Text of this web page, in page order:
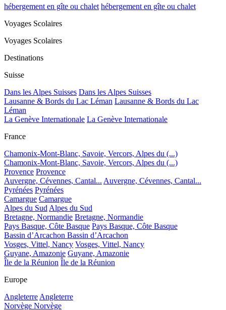
hébergement en gîte ou chalet hébergement en gîte ou chalet
Voyages Scolaires
Voyages Scolaires
Destinations
Suisse
Dans les Alpes Suisses Dans les Alpes Suisses
Lausanne & Bords du Lac Léman Lausanne & Bords du Lac
Léman
La Genève Internationale La Genève Internationale
France
Chamonix-Mont-Blanc, Savoie, Vercors, Alpes du (...)
Chamonix-Mont-Blanc, Savoie, Vercors, Alpes du (...)
Provence Provence
Auvergne, Cévennes, Cantal... Auvergne, Cévennes, Cantal...
Pyrénées Pyrénées
Camargue Camargue
Alpes du SudAlpes du Sud
Bretagne, Normandie Bretagne, Normandie
Pays Basque, Côte Basque Pays Basque, Côte Basque
Bassin d’Arcachon Bassin d’Arcachon
Vosges, Vittel, Nancy Vosges, Vittel, Nancy
Guyane, Amazonie Guyane, Amazonie
Île de la Réunion Île de la Réunion
Europe
AngleterreAngleterre
Norvège Norvège